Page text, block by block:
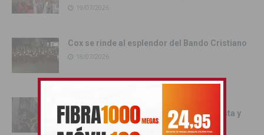
19/07/2026
Cox se rinde al esplendor del Bando Cristiano
18/07/2026
Fiestas con el traslado de las Santas Justa y
Rufina